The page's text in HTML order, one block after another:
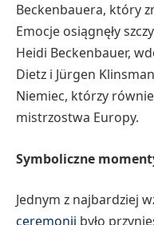
Beckenbauera, który
Emocje osiągnęły
Heidi Beckenbauer,
Dietz i Jürgen
Niemiec, którzy
mistrzostwa Europy.
Symboliczne
Jednym z najbardziej
ceremonii było